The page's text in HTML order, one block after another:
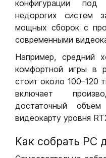
конфигурации
недорогих систем
мощных сборок с
современными
Например, средний
комфортной игры в
стоит около 100–120
включает
достаточный
видеокарту уровня
Как собрать РС